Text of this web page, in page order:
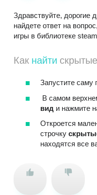
Здравствуйте, дорогие
найдете ответ на
игры в библиотеке
Как найти
Запустите саму
В самом
вид и нажмите
Откроется
строчку
находятся все